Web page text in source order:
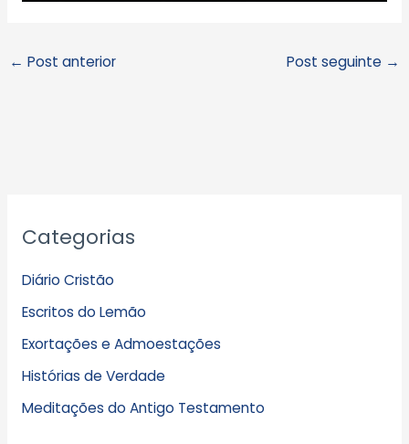
← Post anterior Post seguinte →
Categorias
Diário Cristão
Escritos do Lemão
Exortações e Admoestações
Histórias de Verdade
Meditações do Antigo Testamento
r
i
v
o
s